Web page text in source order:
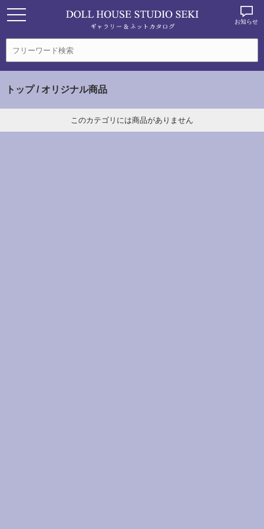
お知らせ
トップ/ オリジナル商品
このカテゴリには商品がありません